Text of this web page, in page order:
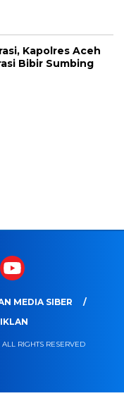
Kapolres Aceh
Bibir Sumbing
MEDIA SIBER
RIGHTS RESERVED